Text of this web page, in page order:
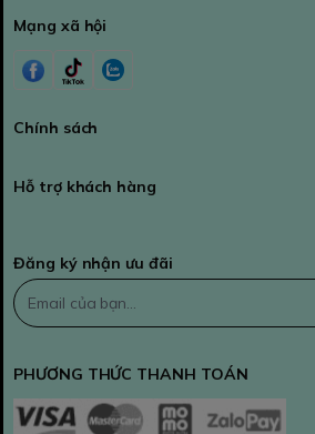
Mạng xã hội
Chính sách
Hỗ trợ khách hàng
Đăng ký nhận ưu đãi
PHƯƠNG THỨC THANH TOÁN